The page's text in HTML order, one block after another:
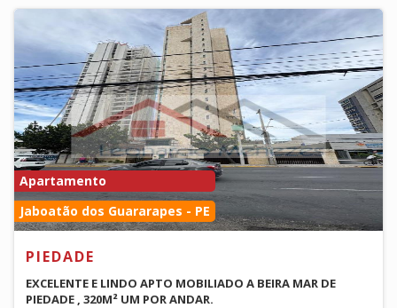
Apartamento
Jaboatão dos Guararapes - PE
PIEDADE
EXCELENTE E LINDO APTO MOBILIADO A BEIRA MAR DE
PIEDADE , 320M² UM POR ANDAR.